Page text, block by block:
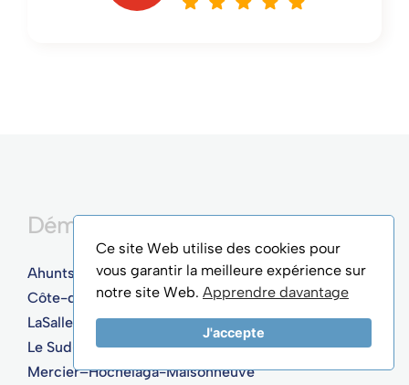
Ce site Web utilise des cookies pour
vous garantir la meilleure expérience sur
notre site Web. Apprendre davantage
J'accepte
DéménageursMontréal
Ahuntsic-Cartierville
Côte-des-Neiges–Notre-Dame-de-Grâce
LaSalle
Le Sud-Ouest
Mercier–Hochelaga-Maisonneuve